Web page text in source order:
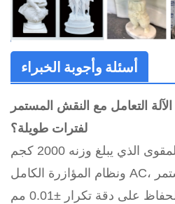
أسئلة وأجوبة الخبراء
التعامل مع النقش المستمر
لفترات طويلة؟
نعم. بفضل هيكله المقوى الذي يبلغ وزنه 2000 كجم
ونظام المؤازرة الكامل AC، يمكنه العمل بشكل مستمر